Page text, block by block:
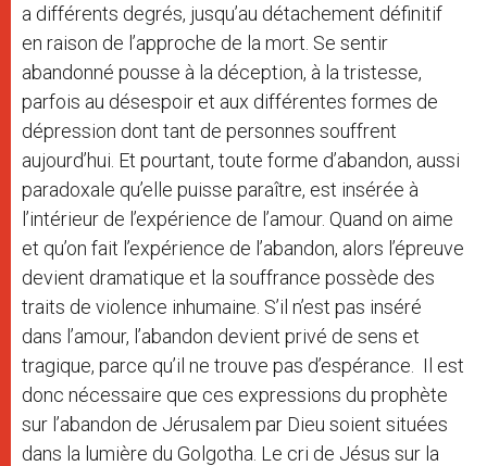
a différents degrés, jusqu’au détachement définitif
en raison de l’approche de la mort. Se sentir
abandonné pousse à la déception, à la tristesse,
parfois au désespoir et aux différentes formes de
dépression dont tant de personnes souffrent
aujourd’hui. Et pourtant, toute forme d’abandon, aussi
paradoxale qu’elle puisse paraître, est insérée à
l’intérieur de l’expérience de l’amour. Quand on aime
et qu’on fait l’expérience de l’abandon, alors l’épreuve
devient dramatique et la souffrance possède des
traits de violence inhumaine. S’il n’est pas inséré
dans l’amour, l’abandon devient privé de sens et
tragique, parce qu’il ne trouve pas d’espérance. Il est
donc nécessaire que ces expressions du prophète
sur l’abandon de Jérusalem par Dieu soient situées
dans la lumière du Golgotha. Le cri de Jésus sur la